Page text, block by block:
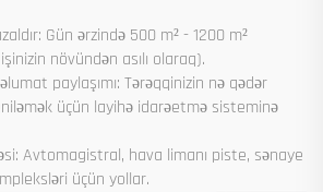
Gün ərzində 500 m² - 1200 m²
növündən asılı olaraq).
paylaşımı: Tərəqqinizin nə qədər
üçün layihə idarəetmə sisteminə
Avtomagistral, hava limanı piste, sənaye
üçün yollar.